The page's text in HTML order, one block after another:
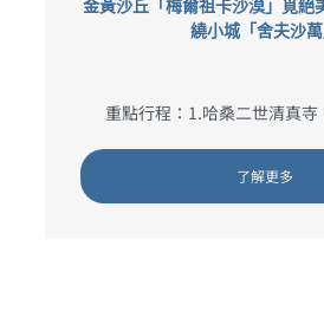
金黃沙丘「梅爾祖卡沙漠」覓絕
繞小城「舍夫沙萬
重點行程：1.哈桑二世清真
了解更多